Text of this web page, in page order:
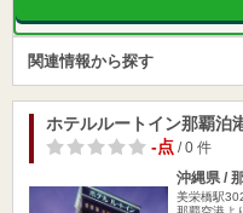
関連情報から探す
ホテルルートイン那覇泊
-点/ 0 件
沖縄県 /
美栄橋駅